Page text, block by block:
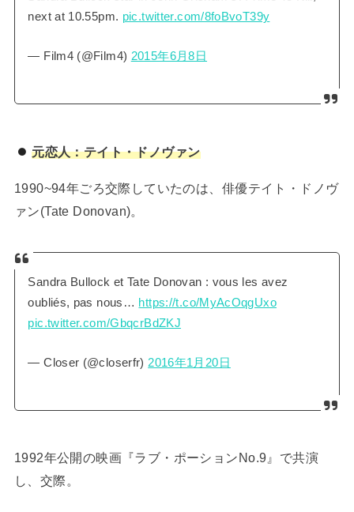
next at 10.55pm. pic.twitter.com/8foBvoT39y
— Film4 (@Film4) 2015年6月8日
元恋人：テイト・ドノヴァン
1990~94年ごろ交際していたのは、俳優テイト・ドノヴ
ァン(Tate Donovan)。
Sandra Bullock et Tate Donovan : vous les avez
oubliés, pas nous… https://t.co/MyAcOqgUxo
pic.twitter.com/GbqcrBdZKJ
— Closer (@closerfr) 2016年1月20日
1992年公開の映画『ラブ・ポーションNo.9』で共演
し、交際。